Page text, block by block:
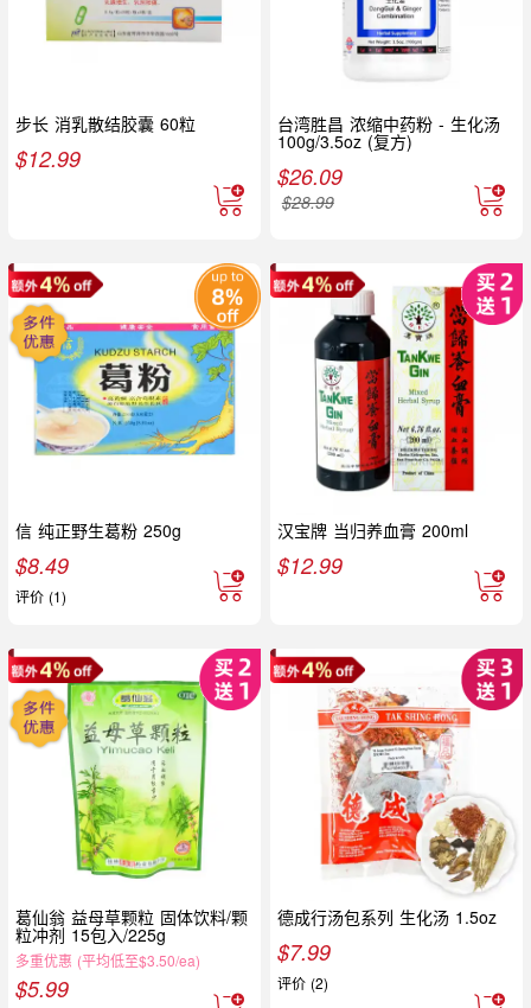
步长 消乳散结胶囊 60粒
$12.99
台湾胜昌 浓缩中药粉 - 生化汤
100g/3.5oz (复方)
$26.09
$28.99
信 纯正野生葛粉 250g
$8.49
评价 (1)
汉宝牌 当归养血膏 200ml
$12.99
葛仙翁 益母草颗粒 固体饮料/颗
粒冲剂 15包入/225g
多重优惠 (平均低至$3.50/ea)
$5.99
德成行汤包系列 生化汤 1.5oz
$7.99
评价 (2)